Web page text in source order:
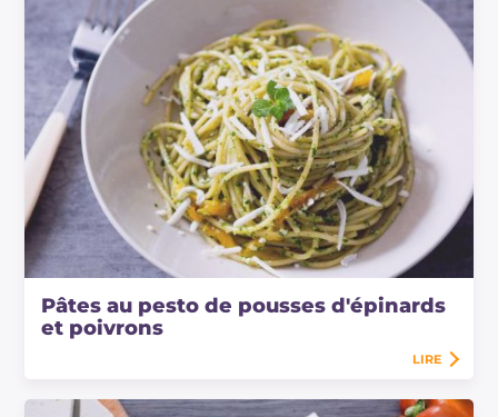
Pâtes au pesto de pousses d'épinards
et poivrons
LIRE